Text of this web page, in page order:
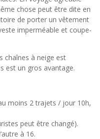
chose peut être dite en
de porter un vêtement
imperméable et coupe-
chaînes à neige est
est un gros avantage.
moins 2 trajets / jour 10h,
peut être changé).
à 16.